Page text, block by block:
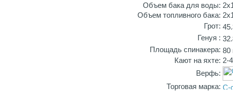
Объем бака для воды:
Объем топливного бака:
Грот:
Генуя :
Площадь спинакера: 80
Кают на яхте: 2-4
Верфь:
Торговая марка: